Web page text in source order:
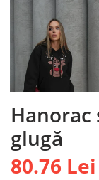
Hanorac
glugă
80.76 Lei